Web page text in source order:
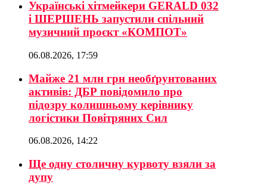
Українські хітмейкери GERALD 032
і ШЕРШЕНЬ запустили спільний
музичний проєкт «КОМПОТ»
06.08.2026, 17:59
Майже 21 млн грн необґрунтованих
активів: ДБР повідомило про
підозру колишньому керівнику
логістики Повітряних Сил
06.08.2026, 14:22
Ще одну столичну курвоту взяли за
дупу